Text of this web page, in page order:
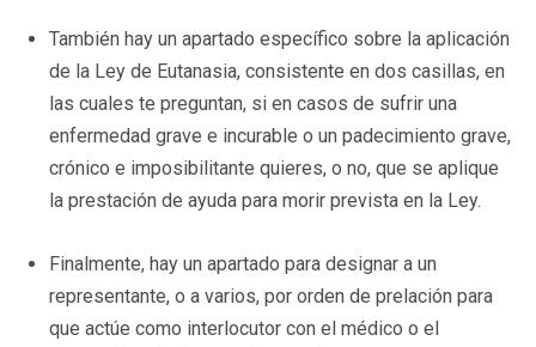
También hay un apartado específico sobre la aplicación
de la Ley de Eutanasia, consistente en dos casillas, en
las cuales te preguntan, si en casos de sufrir una
enfermedad grave e incurable o un padecimiento grave,
crónico e imposibilitante quieres, o no, que se aplique
la prestación de ayuda para morir prevista en la Ley.
Finalmente, hay un apartado para designar a un
representante, o a varios, por orden de prelación para
que actúe como interlocutor con el médico o el